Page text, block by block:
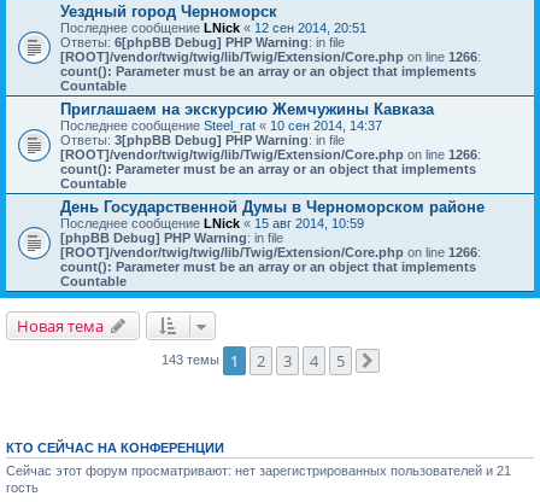
Уездный город Черноморск
Последнее сообщение LNick « 12 сен 2014, 20:51
Ответы: 6[phpBB Debug] PHP Warning: in file
[ROOT]/vendor/twig/twig/lib/Twig/Extension/Core.php on line 1266:
count(): Parameter must be an array or an object that implements
Countable
Приглашаем на экскурсию Жемчужины Кавказа
Последнее сообщение Steel_rat « 10 сен 2014, 14:37
Ответы: 3[phpBB Debug] PHP Warning: in file
[ROOT]/vendor/twig/twig/lib/Twig/Extension/Core.php on line 1266:
count(): Parameter must be an array or an object that implements
Countable
День Государственной Думы в Черноморском районе
Последнее сообщение LNick « 15 авг 2014, 10:59
[phpBB Debug] PHP Warning: in file
[ROOT]/vendor/twig/twig/lib/Twig/Extension/Core.php on line 1266:
count(): Parameter must be an array or an object that implements
Countable
Новая тема
143 темы 1 2 3 4 5
КТО СЕЙЧАС НА КОНФЕРЕНЦИИ
Сейчас этот форум просматривают: нет зарегистрированных пользователей и 21
гость